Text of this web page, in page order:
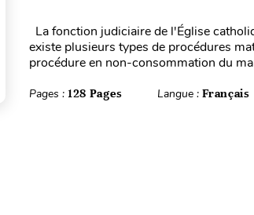
La fonction judiciaire de l'Église
existe plusieurs types de procédures
procédure en non-consommation du
Pages : 128 Pages Langue :Français